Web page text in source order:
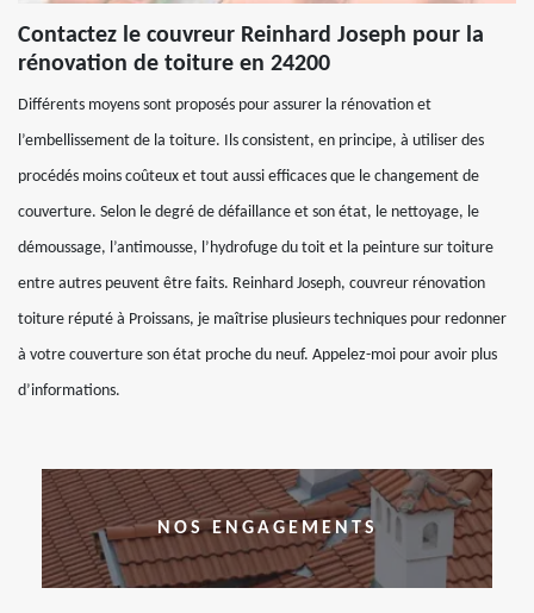
Contactez le couvreur Reinhard Joseph pour la
rénovation de toiture en 24200
Différents moyens sont proposés pour assurer la rénovation et
l’embellissement de la toiture. Ils consistent, en principe, à utiliser des
procédés moins coûteux et tout aussi efficaces que le changement de
couverture. Selon le degré de défaillance et son état, le nettoyage, le
démoussage, l’antimousse, l’hydrofuge du toit et la peinture sur toiture
entre autres peuvent être faits. Reinhard Joseph, couvreur rénovation
toiture réputé à Proissans, je maîtrise plusieurs techniques pour redonner
à votre couverture son état proche du neuf. Appelez-moi pour avoir plus
d’informations.
NOS ENGAGEMENTS